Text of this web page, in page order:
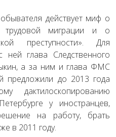
действует миф о
трудовой миграции и о
преступности». Для
глава Следственного
а за ним и глава ФМС
предложили до 2013 года
дактилоскопированию
у иностранцев,
на работу, брать
в 2011 году.